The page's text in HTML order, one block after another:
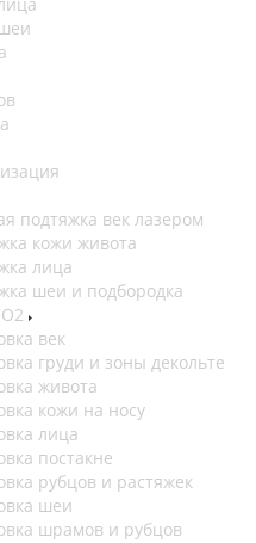
подтяжка век лазером
кожи живота
лица
шеи и подбородка
век
груди и зоны декольте
живота
кожи на носу
лица
постакне
рубцов и растяжек
шеи
шрамов и рубцов